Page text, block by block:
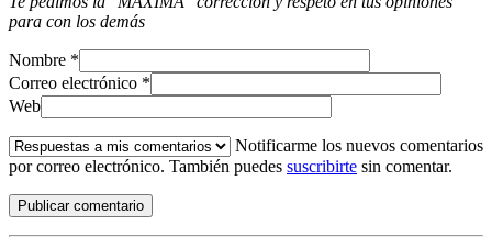
para con los demás
Nombre *
Correo electrónico *
Web
Notificarme los nuevos comentarios
por correo electrónico. También puedes suscribirte sin comentar.